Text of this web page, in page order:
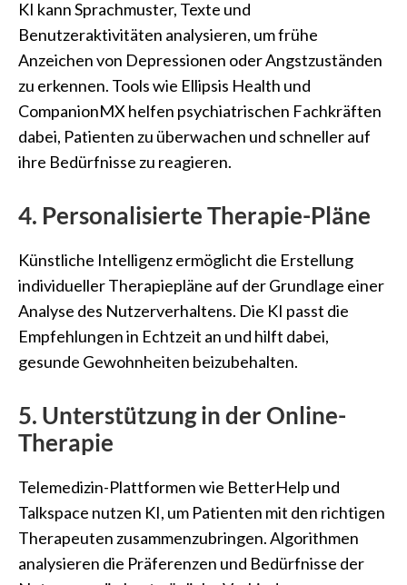
KI kann Sprachmuster, Texte und
Benutzeraktivitäten analysieren, um frühe
Anzeichen von Depressionen oder Angstzuständen
zu erkennen. Tools wie Ellipsis Health und
CompanionMX helfen psychiatrischen Fachkräften
dabei, Patienten zu überwachen und schneller auf
ihre Bedürfnisse zu reagieren.
4. Personalisierte Therapie-Pläne
Künstliche Intelligenz ermöglicht die Erstellung
individueller Therapiepläne auf der Grundlage einer
Analyse des Nutzerverhaltens. Die KI passt die
Empfehlungen in Echtzeit an und hilft dabei,
gesunde Gewohnheiten beizubehalten.
5. Unterstützung in der Online-
Therapie
Telemedizin-Plattformen wie BetterHelp und
Talkspace nutzen KI, um Patienten mit den richtigen
Therapeuten zusammenzubringen. Algorithmen
analysieren die Präferenzen und Bedürfnisse der